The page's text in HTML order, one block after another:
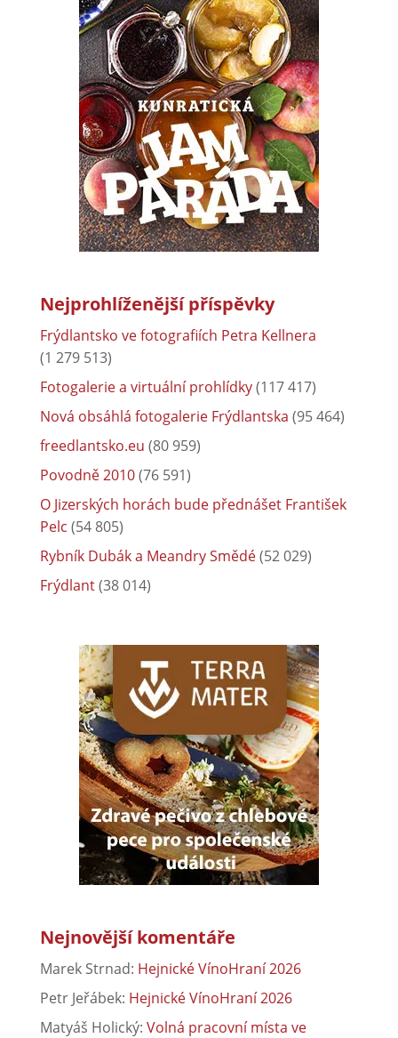
Nejprohlíženější příspěvky
Frýdlantsko ve fotografiích Petra Kellnera
(1 279 513)
Fotogalerie a virtuální prohlídky(117 417)
Nová obsáhlá fotogalerie Frýdlantska (95 464)
freedlantsko.eu (80 959)
Povodně 2010(76 591)
O Jizerských horách bude přednášet František
Pelc (54 805)
Rybník Dubák a Meandry Smědé(52 029)
Frýdlant(38 014)
Nejnovější komentáře
Marek Strnad: Hejnické VínoHraní 2026
Petr Jeřábek: Hejnické VínoHraní 2026
Matyáš Holický: Volná pracovní místa ve